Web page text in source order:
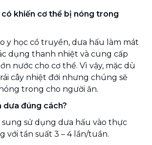
có khiến cơ thể bị nóng trong
y học cổ truyền, dưa hấu làm mát
dụng thanh nhiệt và cung cấp
nước cho cơ thể. Vì vậy, mặc dù
cây nhiệt đới nhưng chúng sẽ
trong cho người ăn.
dưa đúng cách?
sung sử dụng dưa hấu vào thực
với tần suất 3 – 4 lần/tuần.